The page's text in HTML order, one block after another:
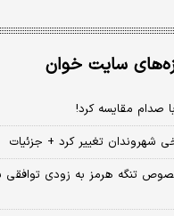
سایت خوان
صدام مقایسه کرد!
شهروندان تغییر کرد + جزئیات
تنگه هرمز به زودی توافقی